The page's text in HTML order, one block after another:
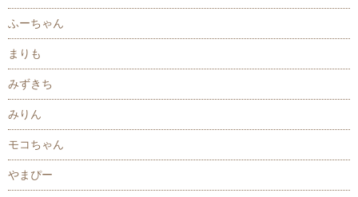
ふーちゃん
まりも
みずきち
みりん
モコちゃん
やまぴー